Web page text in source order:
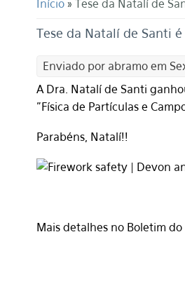
Início » Tese da Natalí de
Tese da Natalí de Santi
Enviado por abramo em
A Dra. Natalí de Santi
"Física de Partículas e
Parabéns, Natalí!!
Mais detalhes no Boletim do